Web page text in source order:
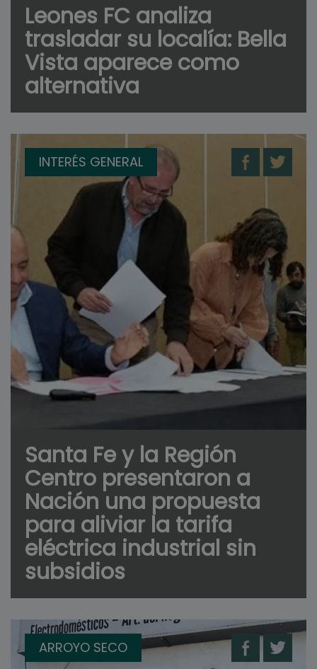
Leones FC analiza
trasladar su localía: Bella
Vista aparece como
alternativa
INTERÉS GENERAL
Santa Fe y la Región
Centro presentaron a
Nación una propuesta
para aliviar la tarifa
eléctrica industrial sin
subsidios
ARROYO SECO